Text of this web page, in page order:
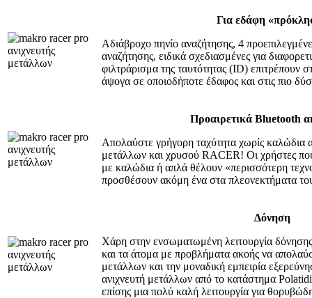
Για εδάφη
Αδιάβροχο πηνίο αναζήτησης, 4
αναζήτησης, ειδικά σχεδιασμένες για
φιλτράρισμα της ταυτότητας (ID) επιτρέπουν
άψογα σε οποιοδήποτε έδαφος και στις πιο
Προαιρετικά Bluetooth
Απολαύστε γρήγορη ταχύτητα χωρίς καλώδια
μετάλλων και χρυσού RACER! Οι χρήστες
με καλώδια ή απλά θέλουν «περισσότερη
προσθέσουν ακόμη ένα στα πλεονεκτήματα
Δόνηση
Χάρη στην ενσωματωμένη λειτουργία
και τα άτομα με προβλήματα ακοής να
μετάλλων και την μοναδική εμπειρία
ανιχνευτή μετάλλων από το κατάστημα
επίσης μια πολύ καλή λειτουργία για